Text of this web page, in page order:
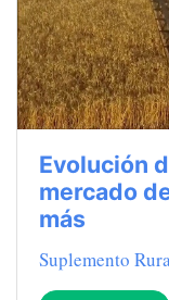
Evolución
mercado
más
Suplemento